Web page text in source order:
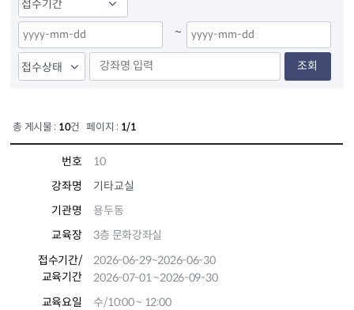
~
조회
총 게시물 : 10건 페이지 : 1/1
번호
10
강좌명
기타교실
기관명
용두동
교육장
3층 문화강좌실
접수기간/
교육기간
2026-06-29~2026-06-30
2026-07-01 ~2026-09-30
교육요일
수/10:00 ~ 12:00